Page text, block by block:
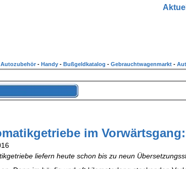
im
liefern heute schon bis zu neun
Autozubehör - Handy - Bußgeldkatalog - Gebrauchtwagenmarkt -